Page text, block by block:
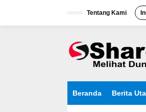
Tentang Kami
Beranda Berita